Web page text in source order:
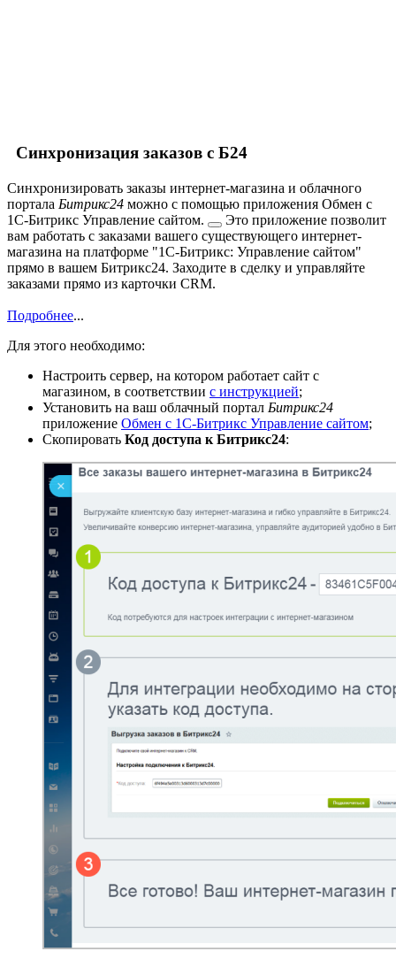
Синхронизация заказов с Б24
Синхронизировать заказы интернет-магазина и облачного
портала Битрикс24 можно с помощью приложения Обмен с
1С-Битрикс Управление сайтом.
Это приложение позволит
вам работать с заказами вашего существующего интернет-
магазина на платформе "1С-Битрикс: Управление сайтом"
прямо в вашем Битрикс24. Заходите в сделку и управляйте
заказами прямо из карточки CRM.
Подробнее...
Для этого необходимо:
Настроить сервер, на котором работает сайт с
магазином, в соответствии с инструкцией;
Установить на ваш облачный портал Битрикс24
приложение Обмен с 1С-Битрикс Управление сайтом;
Скопировать Код доступа к Битрикс24: